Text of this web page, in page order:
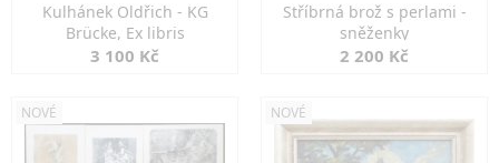
Kulhánek Oldřich - KG
Brücke, Ex libris
3 100 Kč
Stříbrná brož s perlami -
sněženky
2 200 Kč
NOVÉ NOVÉ